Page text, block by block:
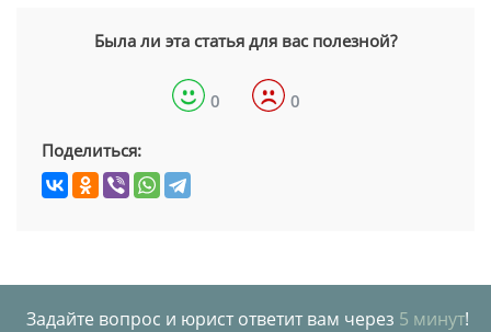
Была ли эта статья для вас полезной?
0 0
Поделиться:
Задайте вопрос и юрист ответит вам через 5 минут!